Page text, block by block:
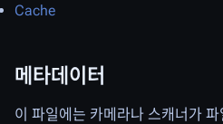
Cache
메타데이터
이 파일에는 카메라나 스캐너가